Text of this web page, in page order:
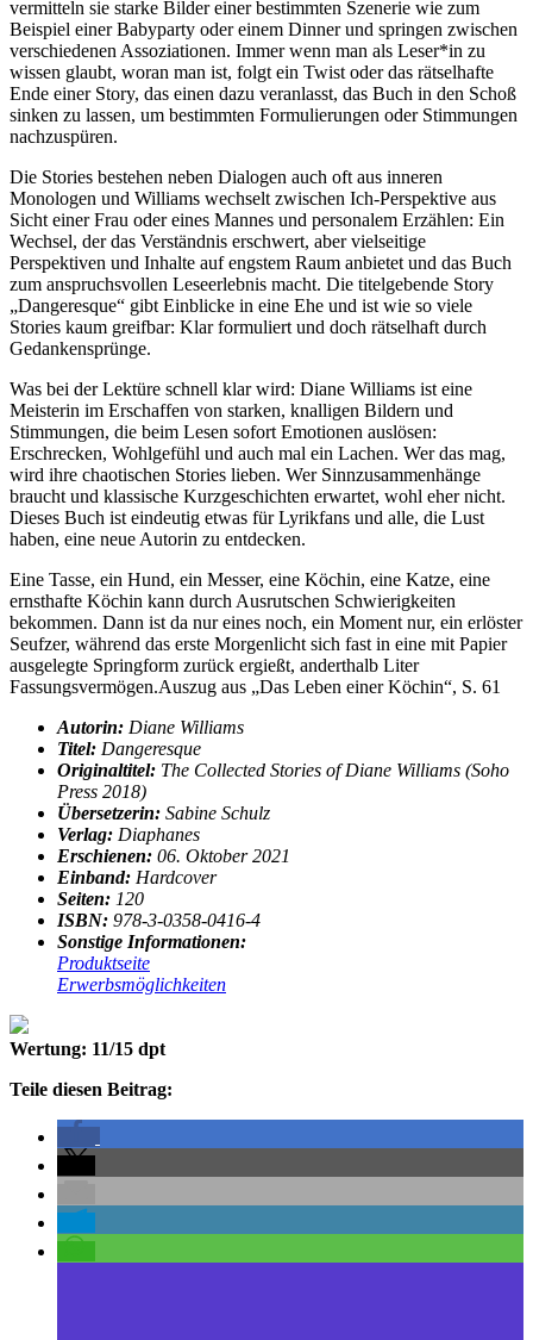
vermitteln sie starke Bilder einer bestimmten Szenerie wie zum
Beispiel einer Babyparty oder einem Dinner und springen zwischen
verschiedenen Assoziationen. Immer wenn man als Leser*in zu
wissen glaubt, woran man ist, folgt ein Twist oder das rätselhafte
Ende einer Story, das einen dazu veranlasst, das Buch in den Schoß
sinken zu lassen, um bestimmten Formulierungen oder Stimmungen
nachzuspüren.
Die Stories bestehen neben Dialogen auch oft aus inneren
Monologen und Williams wechselt zwischen Ich-Perspektive aus
Sicht einer Frau oder eines Mannes und personalem Erzählen: Ein
Wechsel, der das Verständnis erschwert, aber vielseitige
Perspektiven und Inhalte auf engstem Raum anbietet und das Buch
zum anspruchsvollen Leseerlebnis macht. Die titelgebende Story
„Dangeresque“ gibt Einblicke in eine Ehe und ist wie so viele
Stories kaum greifbar: Klar formuliert und doch rätselhaft durch
Gedankensprünge.
Was bei der Lektüre schnell klar wird: Diane Williams ist eine
Meisterin im Erschaffen von starken, knalligen Bildern und
Stimmungen, die beim Lesen sofort Emotionen auslösen:
Erschrecken, Wohlgefühl und auch mal ein Lachen. Wer das mag,
wird ihre chaotischen Stories lieben. Wer Sinnzusammenhänge
braucht und klassische Kurzgeschichten erwartet, wohl eher nicht.
Dieses Buch ist eindeutig etwas für Lyrikfans und alle, die Lust
haben, eine neue Autorin zu entdecken.
Eine Tasse, ein Hund, ein Messer, eine Köchin, eine Katze, eine
ernsthafte Köchin kann durch Ausrutschen Schwierigkeiten
bekommen. Dann ist da nur eines noch, ein Moment nur, ein erlöster
Seufzer, während das erste Morgenlicht sich fast in eine mit Papier
ausgelegte Springform zurück ergießt, anderthalb Liter
Fassungsvermögen.Auszug aus „Das Leben einer Köchin“, S. 61
Autorin: Diane Williams
Titel: Dangeresque
Originaltitel: The Collected Stories of Diane Williams (Soho
Press 2018)
Übersetzerin: Sabine Schulz
Verlag: Diaphanes
Erschienen: 06. Oktober 2021
Einband: Hardcover
Seiten: 120
ISBN: 978-3-0358-0416-4
Sonstige Informationen:
Produktseite
Erwerbsmöglichkeiten
Wertung: 11/15 dpt
Teile diesen Beitrag: